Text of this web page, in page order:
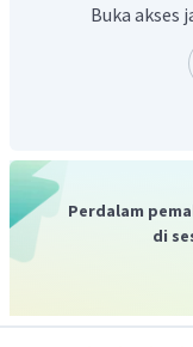
teknik untuk
Untuk siapa
hasil produksi
Buka akses
Perdalam
di